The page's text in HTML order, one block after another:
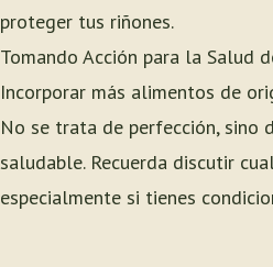
proteger tus riñones.
Tomando Acción para la Salud
Incorporar más alimentos de
No se trata de perfección, sino
saludable. Recuerda discutir
especialmente si tienes